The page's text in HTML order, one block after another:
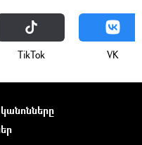
ТikТоk VK